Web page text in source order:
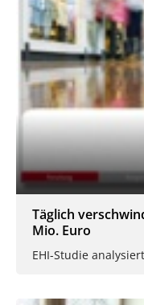
Täglich
Mio. Euro
EHI-Studie